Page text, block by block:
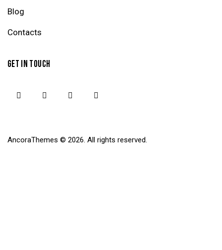
Blog
Contacts
GET IN TOUCH
AncoraThemes © 2026. All rights reserved.